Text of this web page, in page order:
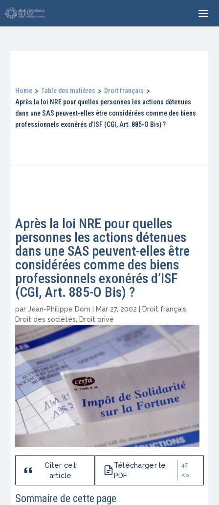
Home > Table des matières > Droit français >
Après la loi NRE pour quelles personnes les actions détenues
dans une SAS peuvent-elles être considérées comme des biens
professionnels exonérés d’ISF (CGI, Art. 885-O Bis) ?
Après la loi NRE pour quelles
personnes les actions détenues
dans une SAS peuvent-elles être
considérées comme des biens
professionnels exonérés d’ISF
(CGI, Art. 885-O Bis) ?
parJean-Philippe Dom Mar 27, 2002 Droit français,
Droit des sociétés, Droit privé
Citer cet
article
Télécharger le
PDF
47
Ko
Sommaire de cette page